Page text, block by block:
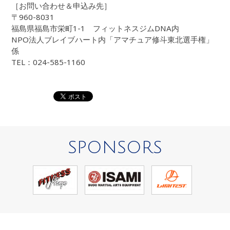
［お問い合わせ＆申込み先］
〒960-8031
福島県福島市栄町1-1 フィットネスジムDNA内
NPO法人ブレイブハート内「アマチュア修斗東北選手権」
係
TEL：024-585-1160
SPONSORS